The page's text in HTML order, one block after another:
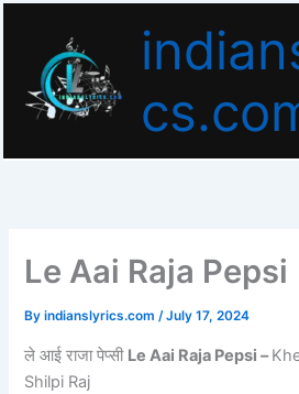
content
Le Aai Raja Pepsi
Byindianslyrics.com/July 17, 2024
ले आई राजा पेप्सी Le Aai Raja Pepsi –
Shilpi Raj